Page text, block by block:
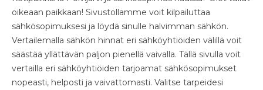
oikeaan paikkaan! Sivustollamme voit kilpailuttaa
sähkösopimuksesi ja löydä sinulle halvimman sähkön.
Vertailemalla sähkön hinnat eri sähköyhtiöiden välillä voit
säästää yllättävän paljon pienellä vaivalla. Tällä sivulla voit
vertailla eri sähköyhtiöiden tarjoamat sähkösopimukset
nopeasti, helposti ja vaivattomasti. Valitse tarpeidesi